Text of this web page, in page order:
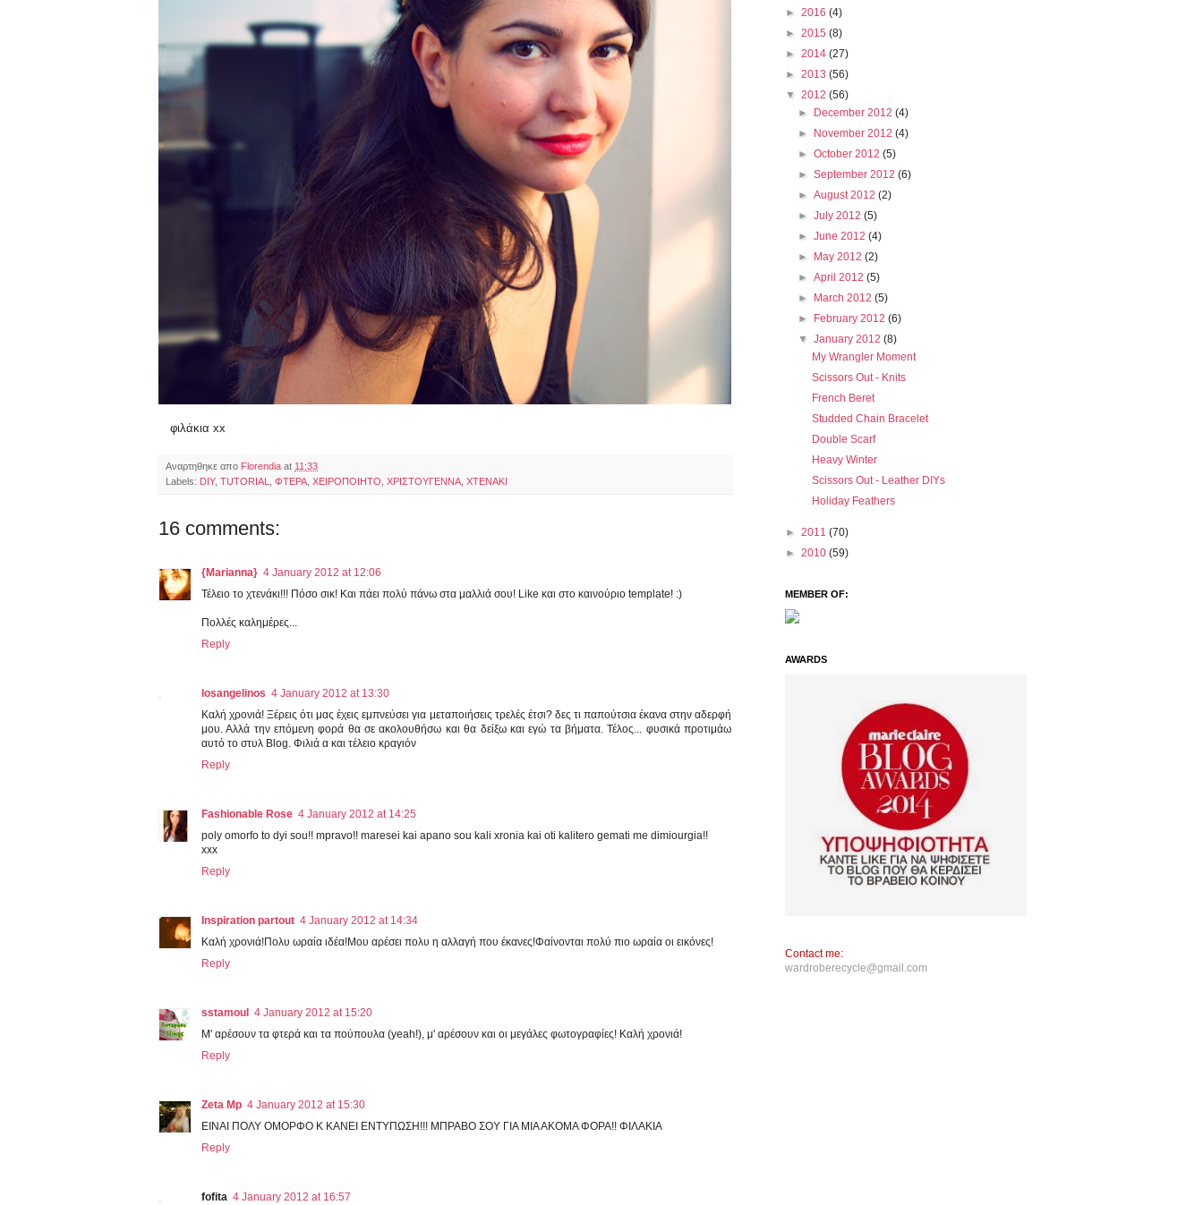
φιλάκια xx
Αναρτηθηκε απο Florendia at 11:33
Labels: DIY, TUTORIAL, ΦΤΕΡΑ, ΧΕΙΡΟΠΟΙΗΤΟ, ΧΡΙΣΤΟΥΓΕΝΝΑ, ΧΤΕΝΑΚΙ
16 comments:
{Marianna} 4 January 2012 at 12:06
Τέλειο το χτενάκι!!! Πόσο σικ! Και πάει πολύ πάνω στα μαλλιά σου! Like και στο καινούριο template! :)
Πολλές καλημέρες...
Reply
losangelinos 4 January 2012 at 13:30
Καλή χρονιά! Ξέρεις ότι μας έχεις εμπνεύσει για μεταποιήσεις τρελές έτσι? δες τι παπούτσια έκανα στην αδερφή
μου. Αλλά την επόμενη φορά θα σε ακολουθήσω και θα δείξω και εγώ τα βήματα. Τέλος... φυσικά προτιμάω
αυτό το στυλ Blog. Φιλιά α και τέλειο κραγιόν
Reply
Fashionable Rose 4 January 2012 at 14:25
poly omorfo to dyi sou!! mpravo!! maresei kai apano sou kali xronia kai oti kalitero gemati me dimiourgia!!
xxx
Reply
Inspiration partout 4 January 2012 at 14:34
Kαλή χρονιά!Πολυ ωραία ιδέα!Μου αρέσει πολυ η αλλαγή που έκανες!Φαίνονται πολύ πιο ωραία οι εικόνες!
Reply
sstamoul
4 January 2012 at 15:20
Μ' αρέσουν τα φτερά και τα πούπουλα (yeah!), μ' αρέσουν και οι μεγάλες φωτογραφίες! Καλή χρονιά!
Reply
Zeta Mp 4 January 2012 at 15:30
ΕΙΝΑΙ ΠΟΛΥ ΟΜΟΡΦΟ Κ ΚΑΝΕΙ ΕΝΤΥΠΩΣΗ!!! ΜΠΡΑΒΟ ΣΟΥ ΓΙΑ ΜΙΑ ΑΚΟΜΑ ΦΟΡΑ!! ΦΙΛΑΚΙΑ
Reply
fofita 4 January 2012 at 16:57
► 2016 (4)
► 2015 (8)
► 2014 (27)
► 2013 (56)
▼ 2012 (56)
►
December 2012(4)
►
November 2012(4)
►October 2012(5)
►September 2012(6)
►August 2012(2)
►July 2012(5)
►June 2012(4)
►
May 2012(2)
►April 2012(5)
►
March 2012(5)
►
February 2012(6)
▼January 2012(8)
My Wrangler Moment
Scissors Out - Knits
French Beret
Studded Chain Bracelet
Double Scarf
Heavy Winter
Scissors Out - Leather DIYs
Holiday Feathers
► 2011 (70)
► 2010 (59)
MEMBER OF:
AWARDS
Contact me:
wardroberecycle@gmail.com